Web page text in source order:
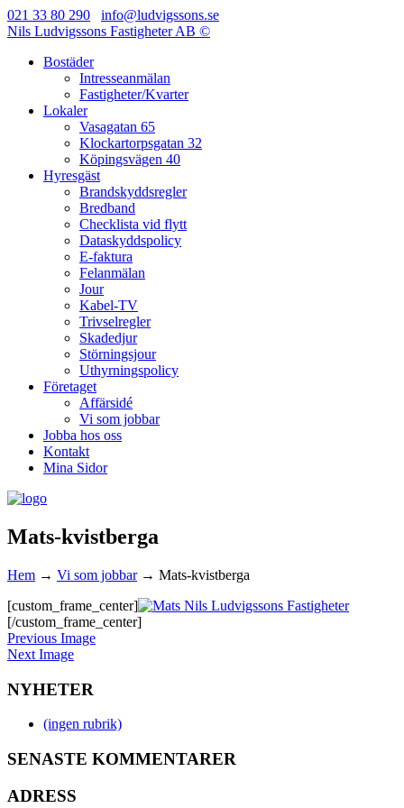
021 33 80 290
info@ludvigssons.se
Nils Ludvigssons Fastigheter AB ©
Bostäder
Intresseanmälan
Fastigheter/Kvarter
Lokaler
Vasagatan 65
Klockartorpsgatan 32
Köpingsvägen 40
Hyresgäst
Brandskyddsregler
Bredband
Checklista vid flytt
Dataskyddspolicy
E-faktura
Felanmälan
Jour
Kabel-TV
Trivselregler
Skadedjur
Störningsjour
Uthyrningspolicy
Företaget
Affärsidé
Vi som jobbar
Jobba hos oss
Kontakt
Mina Sidor
Mats-kvistberga
Hem → Vi som jobbar→ Mats-kvistberga
[custom_frame_center]
[/custom_frame_center]
Previous Image
Next Image
NYHETER
(ingen rubrik)
SENASTE KOMMENTARER
ADRESS